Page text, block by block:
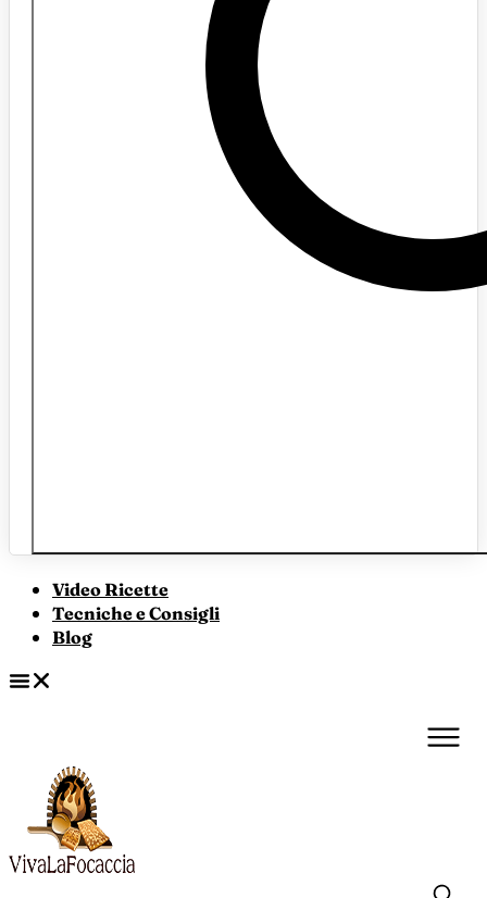
Video Ricette
Tecniche e Consigli
Blog